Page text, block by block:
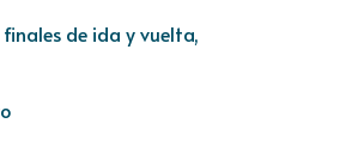
de ida y vuelta,